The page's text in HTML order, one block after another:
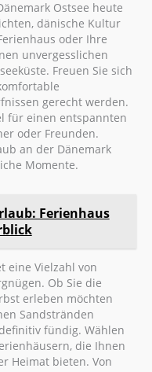
Ostsee heute
dänische Kultur
oder Ihre
unvergesslichen
Freuen Sie sich
gerecht werden.
für einen entspannten
oder Freunden.
an der Dänemark
Momente.
Ferienhaus
eine Vielzahl von
Ob Sie die
erleben möchten
Sandstränden
fündig. Wählen
die Ihnen
Heimat bieten. Von